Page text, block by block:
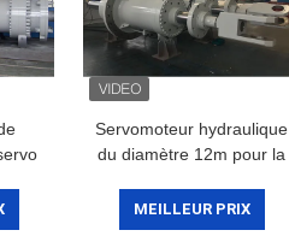
Servomoteur hydraulique
du diamètre 12m pour la
hydraulique de piston
MEILLEUR PRIX